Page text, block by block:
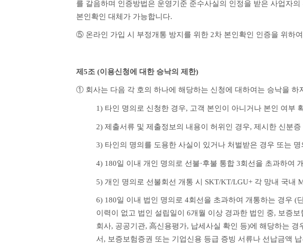
를 갈음하며 인증방법은 운영기준 준수사실의 인정을 받은 사업자
본인확인 대체가 가능합니다.
⑤ 온라인 가입 시 부정개통 방지를 위한 2차 본인확인 인증을 위하
제5조 (이용신청에 대한 승낙의 제한)
① 회사는 다음 각 호의 하나에 해당하는 신청에 대하여는 승낙을 하
1) 타인 명의로 신청한 경우, 고객 본인이 아니거나 본인 여부
2) 제출서류 및 제출정보의 내용이 허위인 경우, 제시한 신분
3) 타인의 명의를 도용한 사실이 있거나 처벌받은 경우 또는
4) 180일 이내 개인 명의로 선불·후불 통합 3회선을 초과하여
5) 개인 명의로 선불회선 개통 시 SKT/KT/LGU+ 각 망내 국내
6) 180일 이내 법인 명의로 4회선을 초과하여 개통하는 경우
이력이 없고 법인 설립일이 6개월 이상 경과한 법인 중, 보증
회사, 공공기관, 高신용평가, 납세사실 확인 등)에 해당하는
서, 보증보험증권 또는 기업신용 등급 증빙 서류나 선납금액